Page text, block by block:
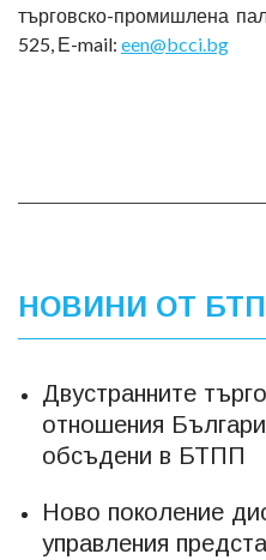
търговско-промишлена
525, Е-mail: een@bcci.bg
НОВИНИ ОТ
Двустранните
отношения
обсъдени в БТПП
Ново поколение
управления